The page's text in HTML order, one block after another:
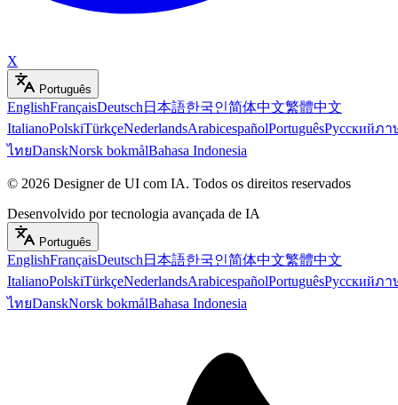
X
Português
EnglishFrançaisDeutsch 日本語한국인简体中文繁體中文
ItalianoPolskiTürkçeNederlandsArabicespañolPortuguêsРусскийภา
ไทยDanskNorsk bokmålBahasa Indonesia
© 2026 Designer de UI com IA. Todos os direitos reservados
Desenvolvido por tecnologia avançada de IA
Português
EnglishFrançaisDeutsch 日本語한국인简体中文繁體中文
ItalianoPolskiTürkçeNederlandsArabicespañolPortuguêsРусскийภา
ไทยDanskNorsk bokmålBahasa Indonesia